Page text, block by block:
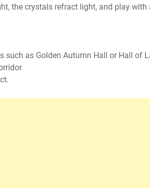
the crystals refract light, and play
such as Golden Autumn Hall or Hall of